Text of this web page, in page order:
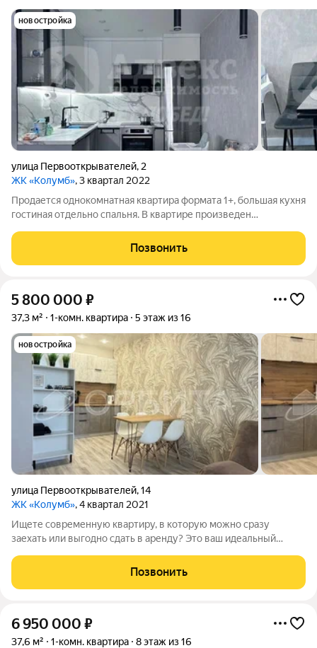
новостройка
улица Первооткрывателей, 2
ЖК «Колумб», 3 квартал 2022
Продается однокомнатная квартира формата 1+, большая кухня
гостиная отдельно спальня. В квартире произведен
продаже остается встроенная кухня с техникой (кроме
холодильника), и встроенные шкафы в
Позвонить
5 800 000 ₽
37,3 м² 1-комн. квартира 5 этаж из 16
новостройка
улица Первооткрывателей,14
ЖК «Колумб», 4 квартал 2021
Ищете современную квартиру, в которую можно сразу
заехать или выгодно сдать в аренду? Это ваш идеальный
формата 1+ в одном из самых востребованных районов города.
В квартире выполнен чистый,
Позвонить
6 950 000 ₽
37,6 м² 1-комн. квартира 8 этаж из 16